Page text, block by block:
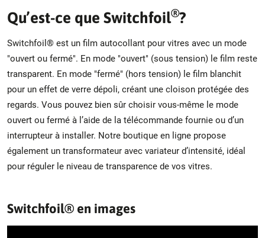
Qu’est-ce que Switchfoil®?
Switchfoil® est un film autocollant pour vitres avec un mode
"ouvert ou fermé". En mode "ouvert" (sous tension) le film reste
transparent. En mode "fermé" (hors tension) le film blanchit
pour un effet de verre dépoli, créant une cloison protégée des
regards. Vous pouvez bien sûr choisir vous-même le mode
ouvert ou fermé à l’aide de la télécommande fournie ou d’un
interrupteur à installer. Notre boutique en ligne propose
également un transformateur avec variateur d’intensité, idéal
pour réguler le niveau de transparence de vos vitres.
Switchfoil® en images